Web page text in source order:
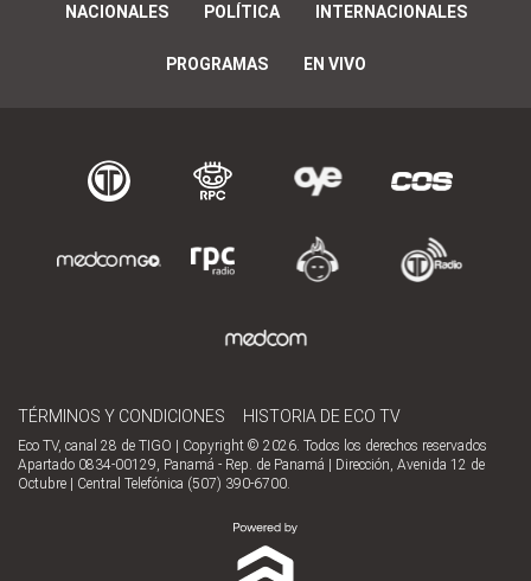
NACIONALES POLÍTICA INTERNACIONALES
PROGRAMAS EN VIVO
TÉRMINOS Y CONDICIONES HISTORIA DE ECO TV
Eco TV, canal 28 de TIGO | Copyright © 2026. Todos los derechos reservados
Apartado 0834-00129, Panamá - Rep. de Panamá | Dirección, Avenida 12 de
Octubre | Central Telefónica (507) 390-6700.